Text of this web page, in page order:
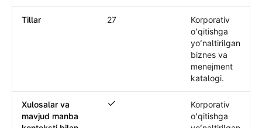
Tillar 27
Korporativ
oʻqitishga
yoʻnaltirilgan
biznes va
menejment
katalogi.
Xulosalar va
mavjud manba
Xulosalar va mavjud manba konteksti
Korporativ
oʻqitishga